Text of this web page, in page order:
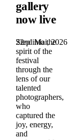
gallery
now live
22nd Mai, 2026
Step into the
spirit of the
festival
through the
lens of our
talented
photographers,
who
captured the
joy, energy,
and